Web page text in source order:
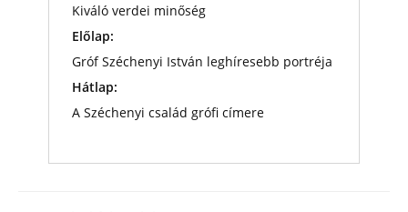
Kiváló verdei minőség
Előlap:
Gróf Széchenyi István leghíresebb portréja
Hátlap:
A Széchenyi család grófi címere